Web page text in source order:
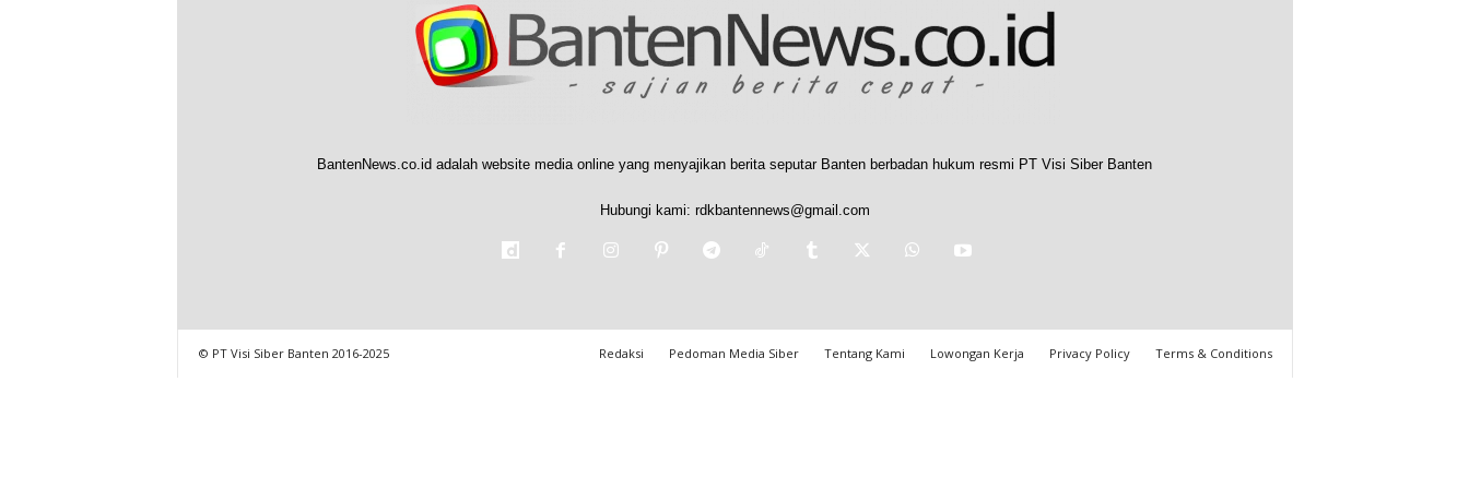
BantenNews.co.id adalah website media online yang menyajikan berita seputar Banten berbadan hukum resmi PT Visi Siber Banten
Hubungi kami: rdkbantennews@gmail.com
Redaksi Pedoman Media Siber Tentang Kami Lowongan Kerja Privacy Policy Terms & Conditions
© PT Visi Siber Banten 2016-2025